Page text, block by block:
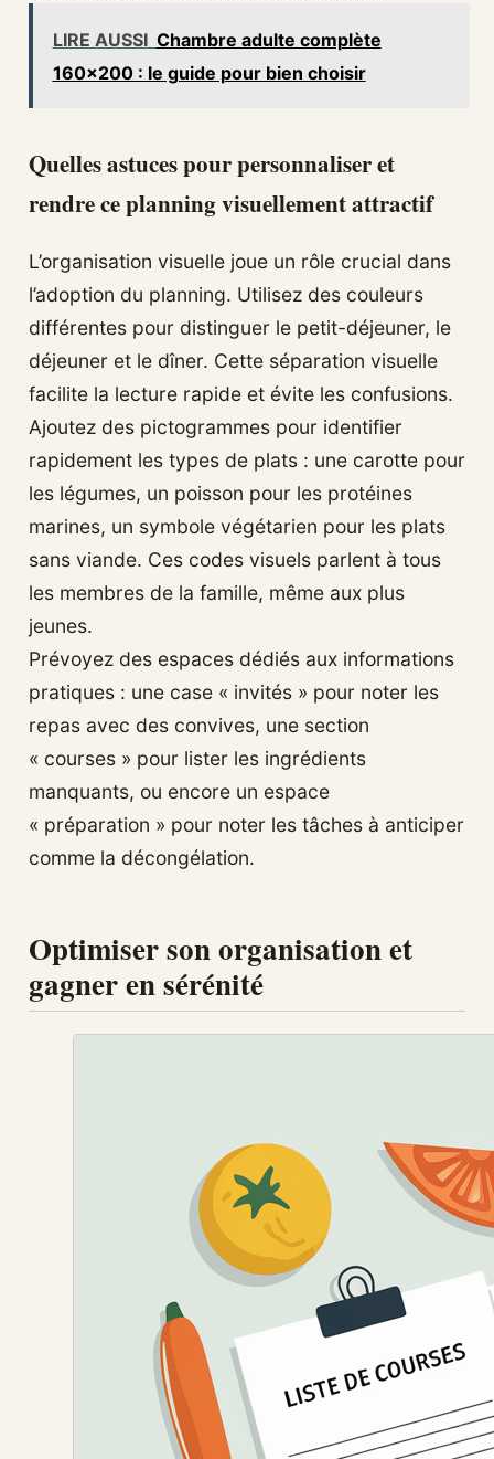
LIRE AUSSI Chambre adulte complète
160x200 : le guide pour bien choisir
Quelles astuces pour personnaliser et
rendre ce planning visuellement attractif
L’organisation visuelle joue un rôle crucial dans
l’adoption du planning. Utilisez des couleurs
différentes pour distinguer le petit-déjeuner, le
déjeuner et le dîner. Cette séparation visuelle
facilite la lecture rapide et évite les confusions.
Ajoutez des pictogrammes pour identifier
rapidement les types de plats : une carotte pour
les légumes, un poisson pour les protéines
marines, un symbole végétarien pour les plats
sans viande. Ces codes visuels parlent à tous
les membres de la famille, même aux plus
jeunes.
Prévoyez des espaces dédiés aux informations
pratiques : une case « invités » pour noter les
repas avec des convives, une section
« courses » pour lister les ingrédients
manquants, ou encore un espace
« préparation » pour noter les tâches à anticiper
comme la décongélation.
Optimiser son organisation et
gagner en sérénité